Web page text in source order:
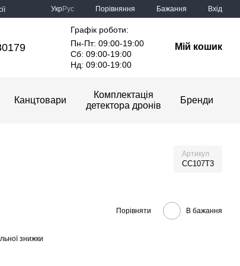
УкрРус Порівняння Бажання Вхід
Графік роботи:
Пн-Пт: 09:00-19:00
Сб: 09:00-19:00
Нд: 09:00-19:00
Мій кошик
Канцтовари
Комплектація
детектора дронів
Бренди
Артикул
CC107T3
Порівняти В бажання
знижки